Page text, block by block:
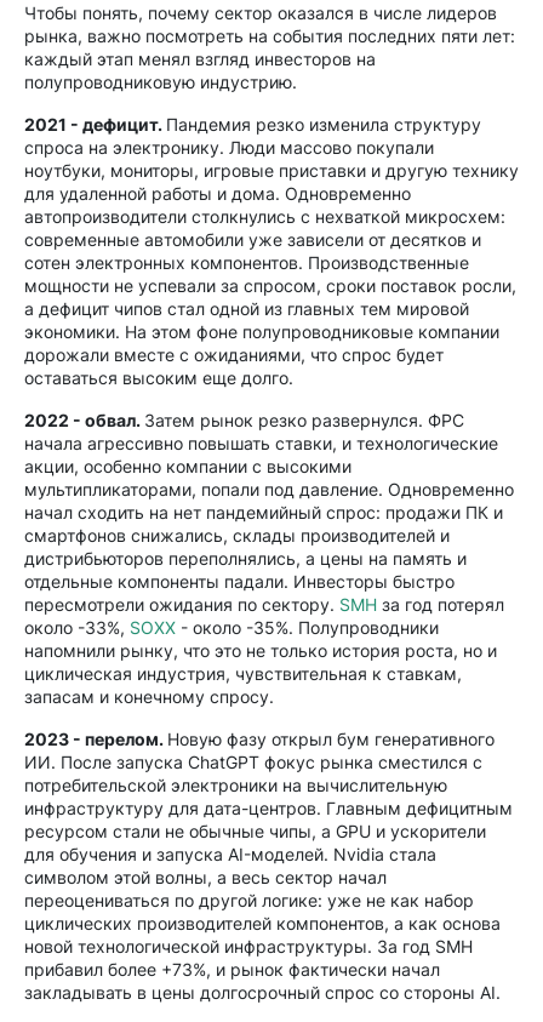
Чтобы понять, почему сектор оказался в числе лидеров
рынка, важно посмотреть на события последних пяти лет:
каждый этап менял взгляд инвесторов на
полупроводниковую индустрию.
2021 - дефицит. Пандемия резко изменила структуру
спроса на электронику. Люди массово покупали
ноутбуки, мониторы, игровые приставки и другую технику
для удаленной работы и дома. Одновременно
автопроизводители столкнулись с нехваткой микросхем:
современные автомобили уже зависели от десятков и
сотен электронных компонентов. Производственные
мощности не успевали за спросом, сроки поставок росли,
а дефицит чипов стал одной из главных тем мировой
экономики. На этом фоне полупроводниковые компании
дорожали вместе с ожиданиями, что спрос будет
оставаться высоким еще долго.
2022 - обвал. Затем рынок резко развернулся. ФРС
начала агрессивно повышать ставки, и технологические
акции, особенно компании с высокими
мультипликаторами, попали под давление. Одновременно
начал сходить на нет пандемийный спрос: продажи ПК и
смартфонов снижались, склады производителей и
дистрибьюторов переполнялись, а цены на память и
отдельные компоненты падали. Инвесторы быстро
пересмотрели ожидания по сектору. SMH за год потерял
около -33%, SOXX - около -35%. Полупроводники
напомнили рынку, что это не только история роста, но и
циклическая индустрия, чувствительная к ставкам,
запасам и конечному спросу.
2023 - перелом. Новую фазу открыл бум генеративного
ИИ. После запуска ChatGPT фокус рынка сместился с
потребительской электроники на вычислительную
инфраструктуру для дата-центров. Главным дефицитным
ресурсом стали не обычные чипы, а GPU и ускорители
для обучения и запуска AI-моделей. Nvidia стала
символом этой волны, а весь сектор начал
переоцениваться по другой логике: уже не как набор
циклических производителей компонентов, а как основа
новой технологической инфраструктуры. За год SMH
прибавил более +73%, и рынок фактически начал
закладывать в цены долгосрочный спрос со стороны AI.